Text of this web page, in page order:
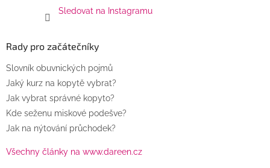
Sledovat na Instagramu
Rady pro začátečníky
Slovník obuvnických pojmů
Jaký kurz na kopytě vybrat?
Jak vybrat správné kopyto?
Kde seženu miskové podešve?
Jak na nýtování průchodek?
Všechny články na www.dareen.cz